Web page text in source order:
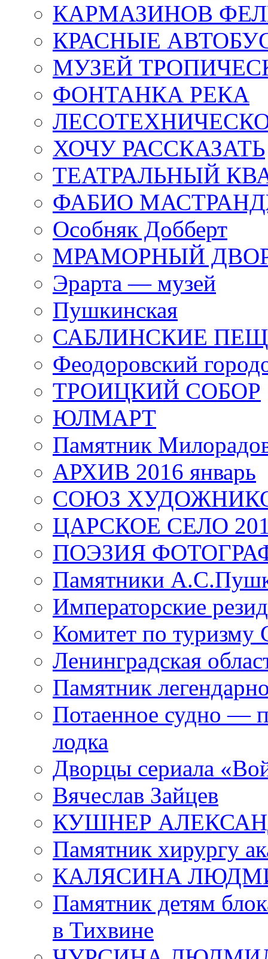
КАРМАЗИНОВ
КРАСНЫЕ
МУЗЕЙ
ФОНТАНКА РЕКА
ХОЧУ РАССКАЗАТЬ
ТЕАТРАЛЬНЫЙ
ФАБИО
Особняк Добберт
МРАМОРНЫЙ
Эрарта — музей
Пушкинская
САБЛИНСКИЕ
Феодоровский
ТРОИЦКИЙ СОБОР
ЮЛМАРТ
Памятник
АРХИВ 2016 январь
СОЮЗ
ЦАРСКОЕ СЕЛО
ПОЭЗИЯ
Памятники
Императорские
Комитет по туризму
Ленинградская
Памятник
Потаенное судно —
лодка
Дворцы сериала
Вячеслав Зайцев
КУШНЕР
Памятник хирургу
КАЛЯСИНА
Памятник детям
в Тихвине